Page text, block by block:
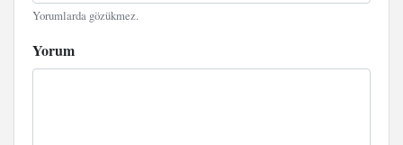
Yorumlarda gözükmez.
Yorum